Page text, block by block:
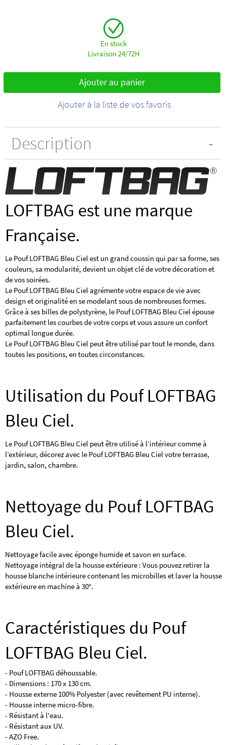
En stock
Livraison 24/72H
Ajouter au panier
Ajouter à la liste de vos favoris
Description
LOFTBAG est une marque
Française.
Le Pouf LOFTBAG Bleu Ciel est un grand coussin qui par sa forme, ses
couleurs, sa modularité, devient un objet clé de votre décoration et
de vos soirées.
Le Pouf LOFTBAG Bleu Ciel agrémente votre espace de vie avec
design et originalité en se modelant sous de nombreuses formes.
Grâce à ses billes de polystyrène, le Pouf LOFTBAG Bleu Ciel épouse
parfaitement les courbes de votre corps et vous assure un confort
optimal longue durée.
Le Pouf LOFTBAG Bleu Ciel peut être utilisé par tout le monde, dans
toutes les positions, en toutes circonstances.
Utilisation du Pouf LOFTBAG
Bleu Ciel.
Le Pouf LOFTBAG Bleu Ciel peut être utilisé à l’intérieur comme à
l’extérieur, décorez avec le Pouf LOFTBAG Bleu Ciel votre terrasse,
jardin, salon, chambre.
Nettoyage du Pouf LOFTBAG
Bleu Ciel.
Nettoyage facile avec éponge humide et savon en surface.
Nettoyage intégral de la housse extérieure : Vous pouvez retirer la
housse blanche intérieure contenant les microbilles et laver la housse
extérieure en machine à 30°.
Caractéristiques du Pouf
LOFTBAG Bleu Ciel.
- Pouf LOFTBAG déhoussable.
- Dimensions : 170 x 130 cm.
- Housse externe 100% Polyester (avec revêtement PU interne).
- Housse interne micro-fibre.
- Résistant à l'eau.
- Résistant aux UV.
- AZO Free.